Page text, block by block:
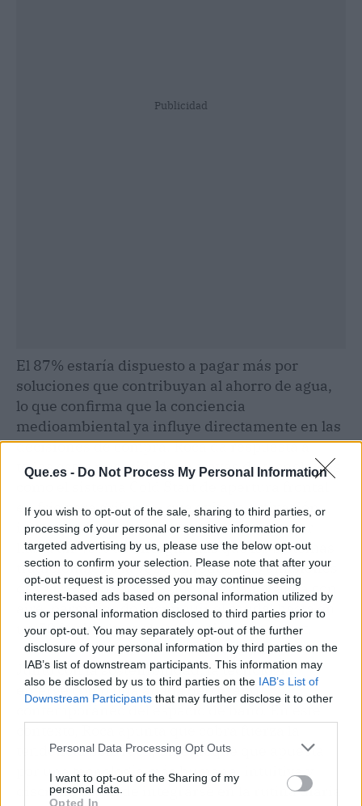
Que.es - Do Not Process My Personal Information
If you wish to opt-out of the sale, sharing to third parties, or
processing of your personal or sensitive information for
targeted advertising by us, please use the below opt-out
section to confirm your selection. Please note that after your
opt-out request is processed you may continue seeing
interest-based ads based on personal information utilized by
us or personal information disclosed to third parties prior to
your opt-out. You may separately opt-out of the further
disclosure of your personal information by third parties on the
IAB’s list of downstream participants. This information may
also be disclosed by us to third parties on the IAB’s List of
Downstream Participants that may further disclose it to other
Personal Data Processing Opt Outs
I want to opt-out of the Sharing of my
personal data.
Opted In
Publicidad
El 87% estaría dispuesto a pagar más por
soluciones que contribuyan al ahorro de agua,
lo que confirma que la conciencia
medioambiental ya influye directamente en las
decisiones de compra. Roca da respuesta a
todas estas necesidades a través de tecnologías
en frío para grifería – que evita la activación
innecesaria de la caldera y permite ahorrar
hasta un 45% de energía más que los sistemas
tradicionales a la vez que reduce las emisiones
de CO2 – y aireadores que mezclan el agua con
aire, permitiendo disminuir el caudal hasta en
un 50 % sin alterar la sensación de confort.
Junto con la sostenibilidad, la tecnología
emerge como una aliada del diseño
contemporáneo del espacio de baño. En este
tendencia Soft Tech, un enfoque que apuesta
por una tecnología más humana, intuitiva y
discreta, capaz de integrarse en la rutina diaria